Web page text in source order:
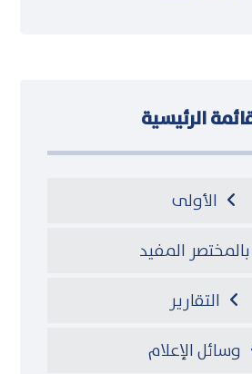
الرئيسية
الأولى
بالمختصر المفيد
التقارير
وسائل الإعلام